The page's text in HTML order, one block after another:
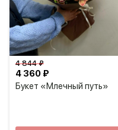
Букет «Млечный путь»
4 360 ₽
4 844 ₽